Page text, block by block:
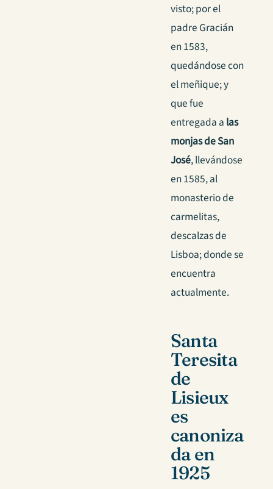
visto; por el
padre Gracián
en 1583,
quedándose con
el meñique; y
que fue
entregada a las
monjas de San
José, llevándose
en 1585, al
monasterio de
carmelitas,
descalzas de
Lisboa; donde se
encuentra
actualmente.
Santa
Teresita
de
Lisieux
es
canoniza
da en
1925